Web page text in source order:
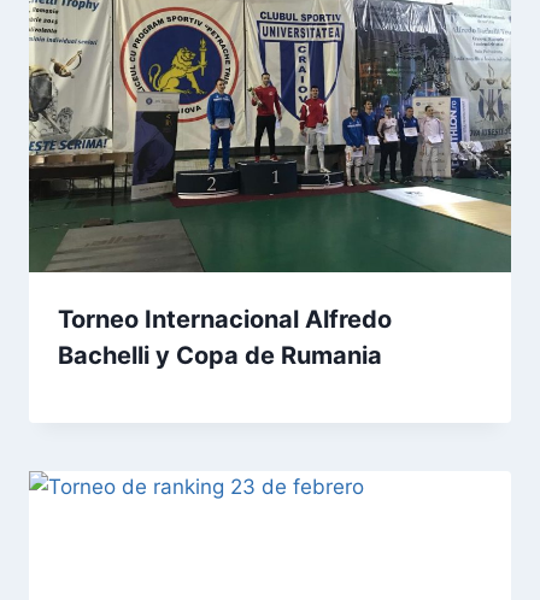
Torneo Internacional Alfredo
Bachelli y Copa de Rumania